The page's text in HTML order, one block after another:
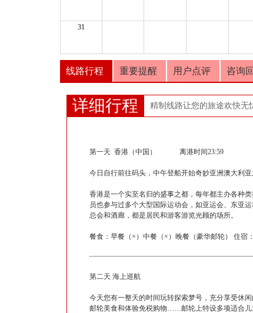
31
线路行程 重要提醒 用户点评 咨询
详细行程 精制线路让您的旅途欢快无
第一天 香港（中国） 离港时间23:59
今日自行前往码头，中午登船开始奇妙亚洲澳大利亚
香港是一个实至名归的盛事之都，每年都主办各种
员也参与过多个大型国际运动会，如亚运会、东亚
总会和酒廊，都是居民和游客游览光顾的场所。
餐食：早餐（×）中餐（×）晚餐（豪华邮轮） 住宿
第二天 海上巡航
今天您有一整天的时间玩转探索梦号，充分享受休
邮轮美食和体验免税购物……邮轮上特设多项适合儿